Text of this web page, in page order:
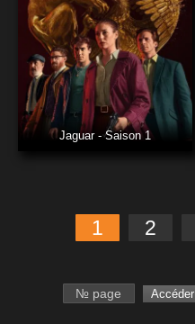
Jaguar - Saison 1
1 2
Numéro de page Accéder